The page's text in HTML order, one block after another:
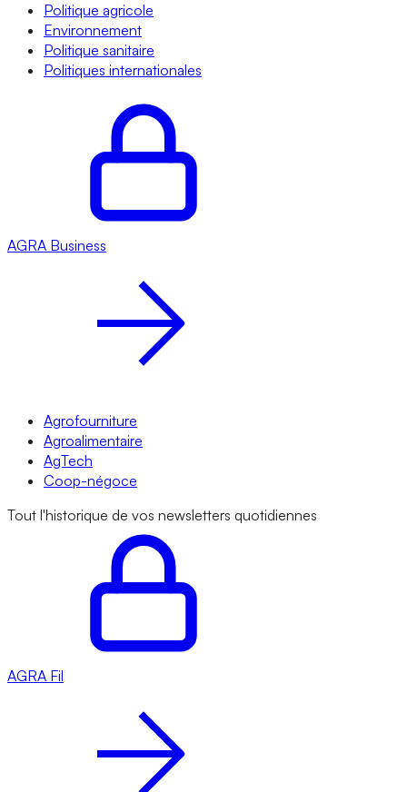
Politique agricole
Environnement
Politique sanitaire
Politiques internationales
AGRA Business
Agrofourniture
Agroalimentaire
AgTech
Coop-négoce
Tout l'historique de vos newsletters quotidiennes
AGRA Fil